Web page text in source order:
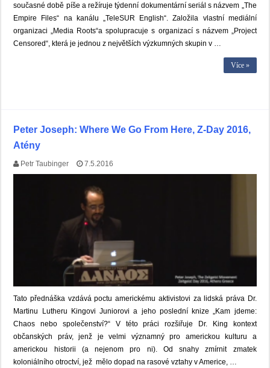
současné době píše a režíruje týdenní dokumentární seriál s názvem „The
Empire Files“ na kanálu „TeleSUR English“. Založila vlastní mediální
organizaci „Media Roots“a spolupracuje s organizací s názvem „Project
Censored“, která je jednou z největších výzkumných skupin v …
Více »
Peter Joseph: Where We Go From Here, Z-Day 2016,
Atény
Petr Taubinger 7.5.2016
Tato přednáška vzdává poctu americkému aktivistovi za lidská práva Dr.
Martinu Lutheru Kingovi Juniorovi a jeho poslední knize „Kam jdeme:
Chaos nebo společenství?“ V této práci rozšiřuje Dr. King kontext
občanských práv, jenž je velmi významný pro americkou kulturu a
americkou historii (a nejenom pro ni). Od snahy zmírnit zmatek
koloniálního otroctví, jež mělo dopad na rasové vztahy v Americe, …